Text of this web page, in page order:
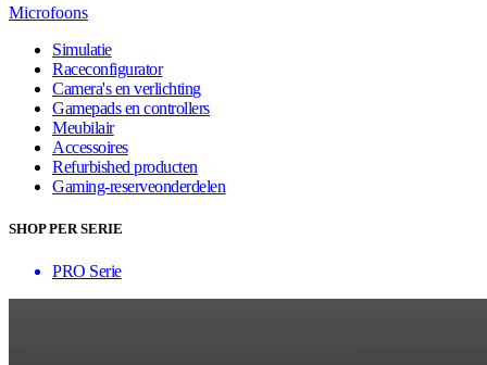
Microfoons
Simulatie
Raceconfigurator
Camera's en verlichting
Gamepads en controllers
Meubilair
Accessoires
Refurbished producten
Gaming-reserveonderdelen
SHOP PER SERIE
PRO Serie